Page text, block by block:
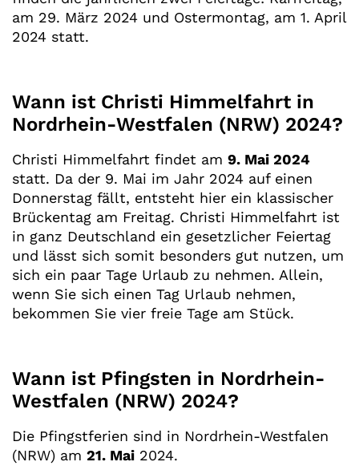
am 29. März 2024 und Ostermontag, am 1. April
2024 statt.
Wann ist Christi Himmelfahrt in
Nordrhein-Westfalen (NRW) 2024?
Christi Himmelfahrt findet am 9. Mai 2024
statt. Da der 9. Mai im Jahr 2024 auf einen
Donnerstag fällt, entsteht hier ein klassischer
Brückentag am Freitag. Christi Himmelfahrt ist
in ganz Deutschland ein gesetzlicher Feiertag
und lässt sich somit besonders gut nutzen, um
sich ein paar Tage Urlaub zu nehmen. Allein,
wenn Sie sich einen Tag Urlaub nehmen,
bekommen Sie vier freie Tage am Stück.
Wann ist Pfingsten in Nordrhein-
Westfalen (NRW) 2024?
Die Pfingstferien sind in Nordrhein-Westfalen
(NRW) am 21. Mai 2024.